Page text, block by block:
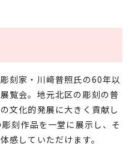
刻家・川﨑普照氏の60年以
覧会。地元北区の彫刻の普
文化的発展に大きく貢献し
刻作品を一堂に展示し、そ
感していただけます。